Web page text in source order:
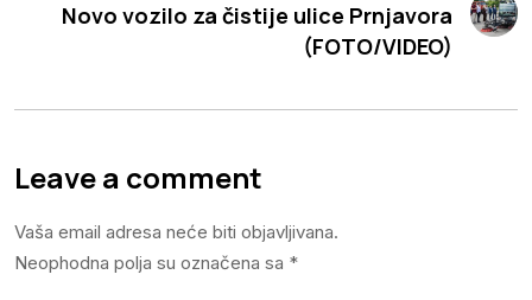
Novo vozilo za čistije ulice Prnjavora
(FOTO/VIDEO)
Leave a comment
Vaša email adresa neće biti objavljivana.
Neophodna polja su označena sa *